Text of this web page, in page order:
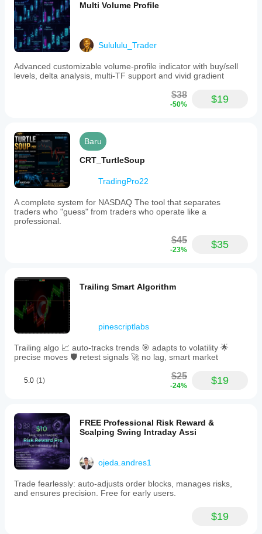
Multi Volume Profile
Sulululu_Trader
Advanced customizable volume-profile indicator with buy/sell
levels, delta analysis, multi-TF support and vivid gradient
$38
-50% $19
Baru
CRT_TurtleSoup
TradingPro22
A complete system for NASDAQ The tool that separates
traders who "guess" from traders who operate like a
professional.
$45
-23% $35
Trailing Smart Algorithm
pinescriptlabs
Trailing algo 📈 auto-tracks trends 🎯 adapts to volatility 🌟
precise moves 🛡️ retest signals 🚀 no lag, smart market
5.0 (1) $25
-24% $19
FREE Professional Risk Reward &
Scalping Swing Intraday Assi
ojeda.andres1
Trade fearlessly: auto-adjusts order blocks, manages risks,
and ensures precision. Free for early users.
$19